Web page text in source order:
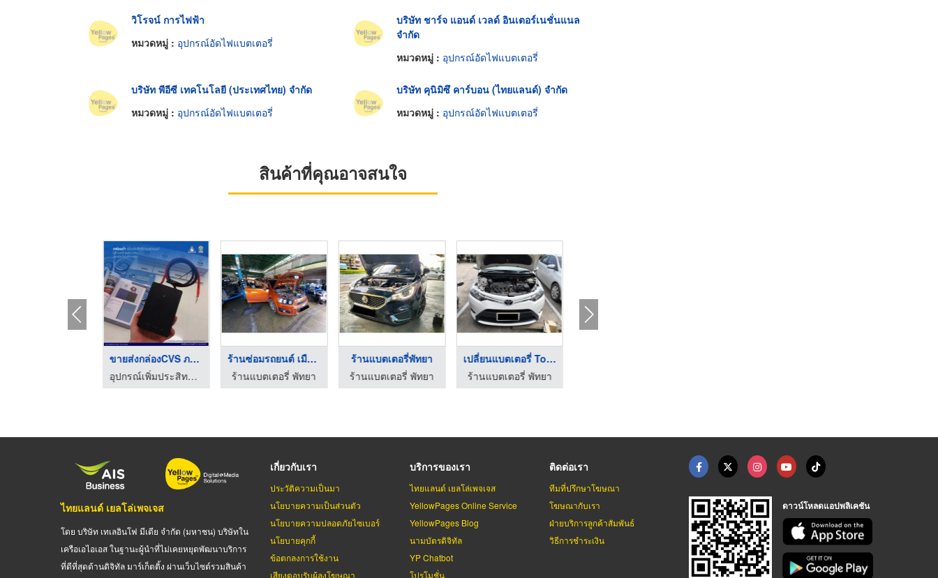
วิโรจน์ การไฟฟ้า
หมวดหมู่ : อุปกรณ์อัดไฟแบตเตอรี่
บริษัท ชาร์จ แอนด์ เวลด์ อินเตอร์เนชั่นแนล
จำกัด
หมวดหมู่ : อุปกรณ์อัดไฟแบตเตอรี่
บริษัท พีอีซี เทคโนโลยี (ประเทศไทย) จำกัด
หมวดหมู่ : อุปกรณ์อัดไฟแบตเตอรี่
บริษัท คุนิมิซึ คาร์บอน (ไทยแลนด์) จำกัด
หมวดหมู่ : อุปกรณ์อัดไฟแบตเตอรี่
สินค้าที่คุณอาจสนใจ
ขายส่งกล่องCVS ภาคอี ...
อุปกรณ์เพิ่มประสิทธิภาพไฟฟ้ารถยนต์ ไฟดี แบตดี เร่งดีกว่า
ร้านซ่อมรถยนต์ เมือง ...
ร้านแบตเตอรี่ พัทยา
ร้านแบตเตอรี่พัทยา
ร้านแบตเตอรี่ พัทยา
เปลี่ยนแบตเตอรี่ Toy ...
ร้านแบตเตอรี่ พัทยา
ไทยแลนด์ เยลโล่เพจเจส
โดย บริษัท เทเลอินโฟ มีเดีย จำกัด (มหาชน) บริษัทใน
เครือเอไอเอส ในฐานะผู้นำที่ไม่เคยหยุดพัฒนาบริการ
ที่ดีที่สุดด้านดิจิทัล มาร์เก็ตติ้ง ผ่านเว็บไซต์รวมสินค้า
เกี่ยวกับเรา
ประวัติความเป็นมา
นโยบายความเป็นส่วนตัว
นโยบายความปลอดภัยไซเบอร์
นโยบายคุกกี้
ข้อตกลงการใช้งาน
เสียงตอบรับผู้ลงโฆษณา
บริการของเรา
ไทยแลนด์ เยลโล่เพจเจส
YellowPages Online Service
YellowPages Blog
นามบัตรดิจิทัล
YP Chatbot
โปรโมชั่น
ติดต่อเรา
ทีมที่ปรึกษาโฆษณา
โฆษณากับเรา
ฝ่ายบริการลูกค้าสัมพันธ์
วิธีการชำระเงิน
ดาวน์โหลดแอปพลิเคชัน